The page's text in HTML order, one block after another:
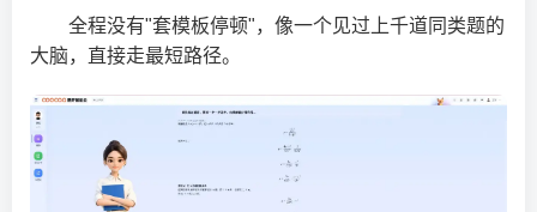
全程没有"套模板停顿"，像一个见过上千道同类题的
大脑，直接走最短路径。